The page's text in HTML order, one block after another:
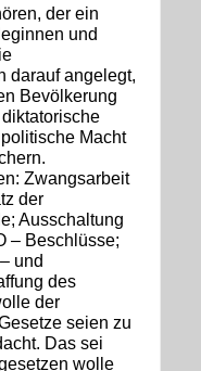
der ein
und
darauf angelegt,
Bevölkerung
Macht
Zwangsarbeit
der
Ausschaltung
– Beschlüsse;
und
des
der
seien zu
Das sei
wolle